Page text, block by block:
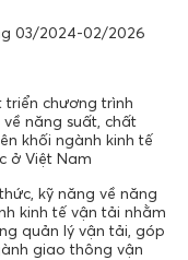
03/2024-02/2026
triển chương trình
năng suất, chất
khối ngành kinh tế
ở Việt Nam
kỹ năng về năng
kinh tế vận tải nhằm
quản lý vận tải, góp
giao thông vận